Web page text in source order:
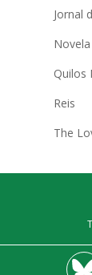
Jornal
Novela
Quilos
Reis
The